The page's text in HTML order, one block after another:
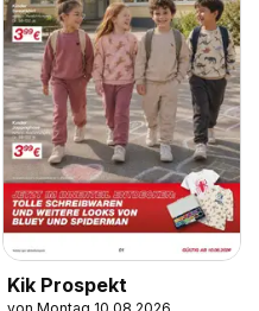
Kik Prospekt